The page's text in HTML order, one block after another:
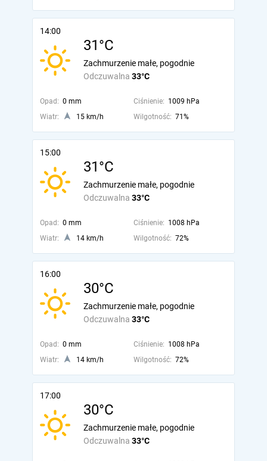
14:00
31°C
Odczuwalna 33°C
Zachmurzenie małe, pogodnie
Opad: 0 mm Ciśnienie: 1009 hPa
Wiatr:
15 km/h Wilgotność: 71%
15:00
31°C
Odczuwalna 33°C
Zachmurzenie małe, pogodnie
Opad: 0 mm Ciśnienie: 1008 hPa
Wiatr:
14 km/h Wilgotność: 72%
16:00
30°C
Odczuwalna 33°C
Zachmurzenie małe, pogodnie
Opad: 0 mm Ciśnienie: 1008 hPa
Wiatr:
14 km/h Wilgotność: 72%
17:00
30°C
Odczuwalna 33°C
Zachmurzenie małe, pogodnie